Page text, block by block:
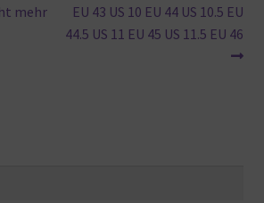
mehr
EU 43 US 10 EU 44 US 10.5 EU
44.5 US 11 EU 45 US 11.5 EU 46